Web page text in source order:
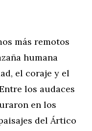
más remotos
humana
el coraje y el
los audaces
en los
del Ártico